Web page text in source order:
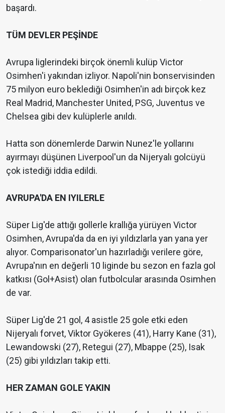
başardı.
TÜM DEVLER PEŞİNDE
Avrupa liglerindeki birçok önemli kulüp Victor
Osimhen'i yakından izliyor. Napoli'nin bonservisinden
75 milyon euro beklediği Osimhen'in adı birçok kez
Real Madrid, Manchester United, PSG, Juventus ve
Chelsea gibi dev kulüplerle anıldı.
Hatta son dönemlerde Darwin Nunez'le yollarını
ayırmayı düşünen Liverpool'un da Nijeryalı golcüyü
çok istediği iddia edildi.
AVRUPA'DA EN IYILERLE
Süper Lig'de attığı gollerle krallığa yürüyen Victor
Osimhen, Avrupa'da da en iyi yıldızlarla yan yana yer
alıyor. Comparisonator'un hazırladığı verilere göre,
Avrupa'nın en değerli 10 liginde bu sezon en fazla gol
katkısı (Gol+Asist) olan futbolcular arasında Osimhen
de var.
Süper Lig'de 21 gol, 4 asistle 25 gole etki eden
Nijeryalı forvet, Viktor Gyökeres (41), Harry Kane (31),
Lewandowski (27), Retegui (27), Mbappe (25), Isak
(25) gibi yıldızları takip etti.
HER ZAMAN GOLE YAKIN